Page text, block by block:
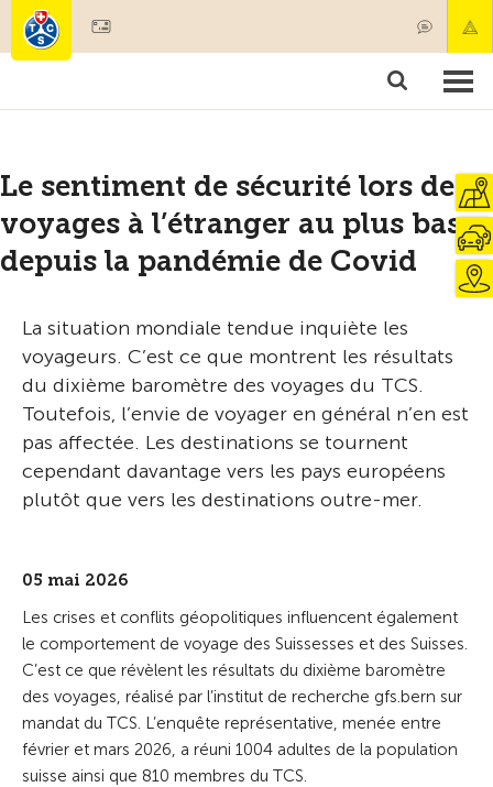
Membres & prestations
Le sentiment de sécurité lors des
voyages à l’étranger au plus bas
depuis la pandémie de Covid
La situation mondiale tendue inquiète les
voyageurs. C’est ce que montrent les résultats
du dixième baromètre des voyages du TCS.
Toutefois, l’envie de voyager en général n’en est
pas affectée. Les destinations se tournent
cependant davantage vers les pays européens
plutôt que vers les destinations outre-mer.
05 mai 2026
Les crises et conflits géopolitiques influencent également
le comportement de voyage des Suissesses et des Suisses.
C’est ce que révèlent les résultats du dixième baromètre
des voyages, réalisé par l’institut de recherche gfs.bern sur
mandat du TCS. L’enquête représentative, menée entre
février et mars 2026, a réuni 1004 adultes de la population
suisse ainsi que 810 membres du TCS.